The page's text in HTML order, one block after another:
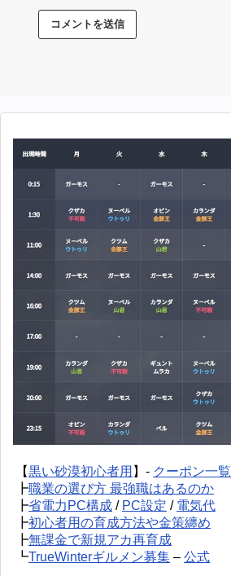
【黒い砂漠初心者用 】- クーポン一覧
┣職業の選び方 最強職はあるのか
┣省電力PC構成 / PC設定 / 電気代
┣初心者用の育成方法や金策纏め
┣無課金で新規アカ再育成
┗TrueWinterギルメン募集 – 公式